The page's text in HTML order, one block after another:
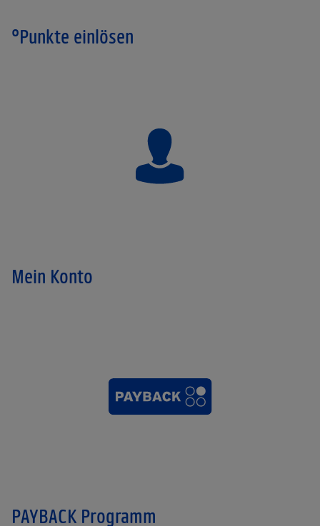
°Punkte einlösen
Mein Konto
PAYBACK Programm